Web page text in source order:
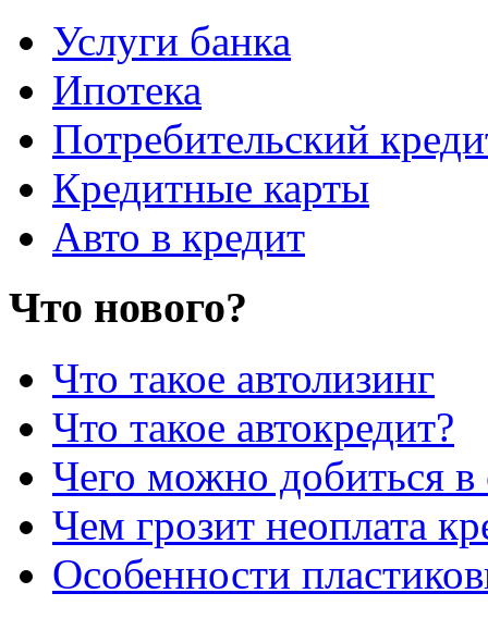
Услуги банка
Ипотека
Потребительский
Кредитные карты
Авто в кредит
Что нового?
Что такое автолизинг
Что такое автокредит?
Чего можно добиться в
Чем грозит неоплата
Особенности